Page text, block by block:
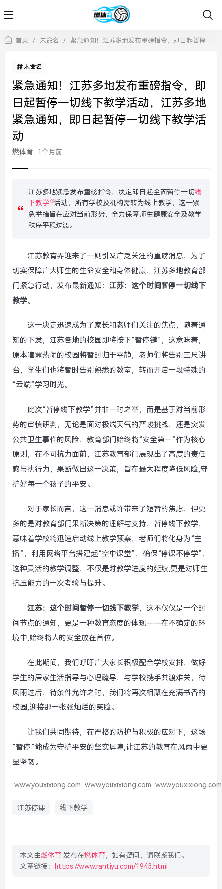
首页 / 未命名 / 紧急通知！江苏多地发布重磅指令，即日起暂停一切线下教学活动，江苏多地紧急通知，即日起暂停一切线下教学活动
未命名
紧急通知！江苏多地发布重磅指令，即
日起暂停一切线下教学活动，江苏多地
紧急通知，即日起暂停一切线下教学活
动
燃体育 1个月前
江苏多地紧急发布重磅指令，决定即日起全面暂停一切线
下教学
活动，所有学校及机构需转为线上教学，这一紧
急举措旨在应对当前形势，全力保障师生健康安全及教学
秩序平稳过渡。
江苏教育界迎来了一则引发广泛关注的重磅消息，为了
切实保障广大师生的生命安全和身体健康，江苏多地教育部
门紧急行动，发布最新通知： 江苏：这个时间暂停一切线下
教学。
这一决定迅速成为了家长和老师们关注的焦点，随着通
知的下发，江苏各地的校园即将按下“暂停键”，这意味着，
原本喧嚣热闹的校园将暂时归于平静，老师们将告别三尺讲
台，学生们也将暂时告别熟悉的教室，转而开启一段特殊的
“云端”学习时光。
此次“暂停线下教学”并非一时之举，而是基于对当前形
势的审慎研判，无论是面对极端天气的严峻挑战，还是突发
公共卫生事件的风险，教育部门始终将“安全第一”作为核心
原则，在不可抗力面前，江苏教育部门展现出了高度的责任
感与执行力，果断做出这一决策，旨在最大程度降低风险,守
护好每一个孩子的平安。
对于家长而言，这一消息或许带来了短暂的焦虑，但更
多的是对教育部门果断决策的理解与支持，暂停线下教学，
意味着学校将迅速启动线上教学预案，老师们将化身为“主
播”，利用网络平台搭建起“空中课堂”，确保“停课不停学”，
这种灵活的教学调整，不仅是对教学进度的延续,更是对师生
抗压能力的一次考验与提升。
江苏：这个时间暂停一切线下教学，这不仅仅是一个时
间节点的通知，更是一种教育态度的体现——在不确定的环
境中,始终将人的安全放在首位。
在此期间，我们呼吁广大家长积极配合学校安排，做好
学生的居家生活指导与心理疏导，与学校携手共渡难关，待
风雨过后，待条件允许之时，我们将再次相聚在充满书香的
校园,迎接那一张张灿烂的笑脸。
让我们共同期待，在严格的防护与积极的应对下，这场
“暂停”能成为守护平安的坚实屏障,让江苏的教育在风雨中更
显坚韧。
www.youxixiong.com www.youxixiong.com www.youxixiong.com
江苏停课 线下教学
本文由燃体育 发布在燃体育，如有疑问，请联系我们。
文章链接：
https://www.rantiyu.com/1943.html